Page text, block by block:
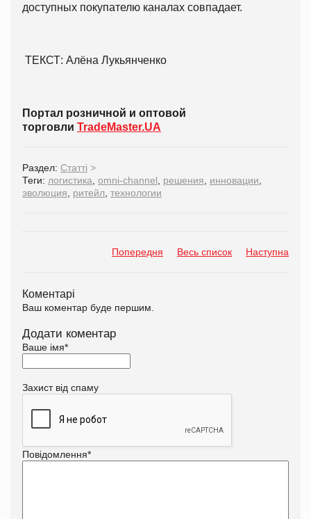
доступных покупателю каналах совпадает.
ТЕКСТ: Алёна Лукьянченко
Портал розничной и оптовой
торговли TradeMaster.UA
Раздел: Статті >
Теги: логистика omni-channel решения инновации
эволюция
ритейл технологии
Попередня Весь список Наступна
Коментарі
Ваш коментар буде першим.
Додати коментар
Ваше імя*
Захист від спаму
Повідомлення*